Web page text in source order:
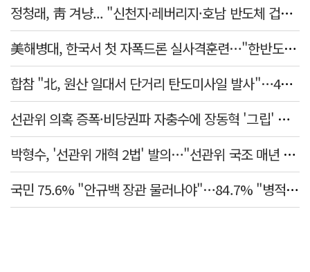
정청래, 靑 겨냥... "신천지·레버리지·호남 반도체 겁박 사과하라"
美해병대, 한국서 첫 자폭드론 실사격훈련…"한반도 지형 학습"
합참 "北, 원산 일대서 단거리 탄도미사일 발사"…42일 만
선관위 의혹 증폭·비당권파 자충수에 장동혁 '그립' 더 강해졌다
박형수, '선관위 개혁 2법' 발의…"선관위 국조 매년 실시"
국민 75.6% "안규백 장관 물러나야"…84.7% "병적기록부 공개해야"